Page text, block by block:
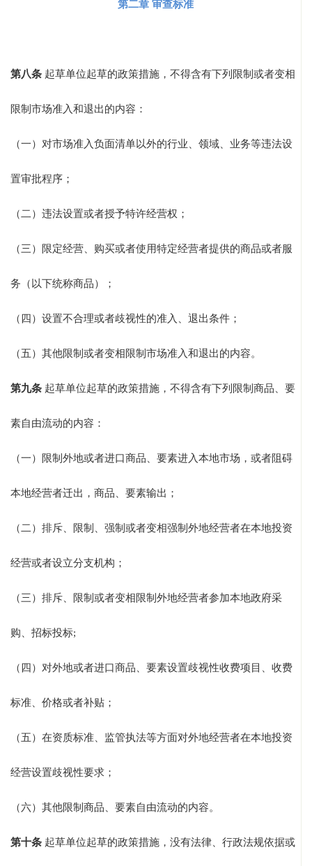
第二章 审查标准
第八条 起草单位起草的政策措施，不得含有下列限制或者变相
限制市场准入和退出的内容：
（一）对市场准入负面清单以外的行业、领域、业务等违法设
置审批程序；
（二）违法设置或者授予特许经营权；
（三）限定经营、购买或者使用特定经营者提供的商品或者服
务（以下统称商品）；
（四）设置不合理或者歧视性的准入、退出条件；
（五）其他限制或者变相限制市场准入和退出的内容。
第九条 起草单位起草的政策措施，不得含有下列限制商品、要
素自由流动的内容：
（一）限制外地或者进口商品、要素进入本地市场，或者阻碍
本地经营者迁出，商品、要素输出；
（二）排斥、限制、强制或者变相强制外地经营者在本地投资
经营或者设立分支机构；
（三）排斥、限制或者变相限制外地经营者参加本地政府采
购、招标投标;
（四）对外地或者进口商品、要素设置歧视性收费项目、收费
标准、价格或者补贴；
（五）在资质标准、监管执法等方面对外地经营者在本地投资
经营设置歧视性要求；
（六）其他限制商品、要素自由流动的内容。
第十条 起草单位起草的政策措施，没有法律、行政法规依据或